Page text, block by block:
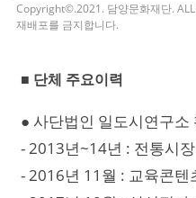
Copyright©.2021. 담양문화재단.
재배포를 금지합니다.
■ 단체 주요이력
● 사단법인 일도시연구소
- 2013년~14년 : 전통시
- 2016년 11월 : 교육콘텐